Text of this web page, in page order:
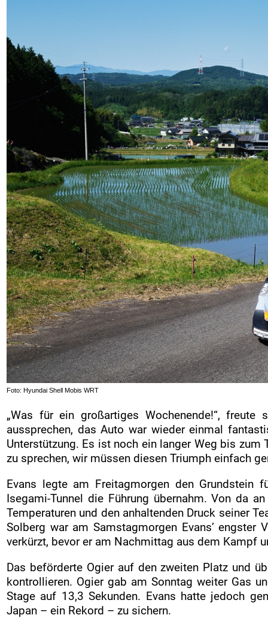
Foto: Hyundai Shell Mobis WRT
„Was für ein großartiges Wochenende!“,
aussprechen, das Auto war wieder einmal
Unterstützung. Es ist noch ein langer Weg bis
zu sprechen, wir müssen diesen Triumph einfach
Evans legte am Freitagmorgen den Grundstein
Isegami-Tunnel die Führung übernahm. Von da
Temperaturen und den anhaltenden Druck seiner
Solberg war am Samstagmorgen Evans’ engster
verkürzt, bevor er am Nachmittag aus dem Kampf
Das beförderte Ogier auf den zweiten Platz und
kontrollieren. Ogier gab am Sonntag weiter Gas
Stage auf 13,3 Sekunden. Evans hatte jedoch
Japan – ein Rekord – zu sichern.